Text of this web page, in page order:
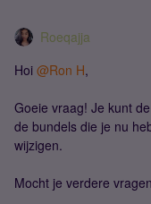
Roeqajja
Hoi @Ron H,
Goeie vraag! Je kunt
de bundels die je nu
wijzigen.
Mocht je verdere